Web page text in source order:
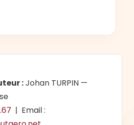
:Johan TURPIN —
| Email :